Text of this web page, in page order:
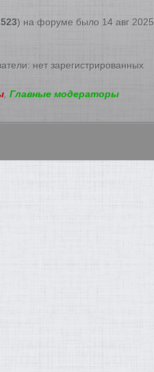
) на форуме было 14 авг
нет зарегистрированных
Главные модераторы